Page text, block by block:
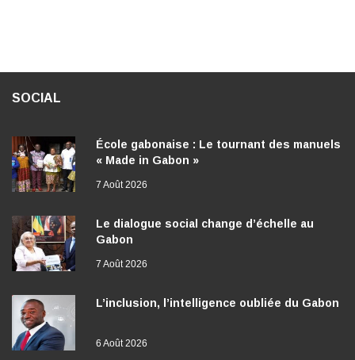
SOCIAL
École gabonaise : Le tournant des manuels
« Made in Gabon »
7 Août 2026
Le dialogue social change d’échelle au
Gabon
7 Août 2026
L’inclusion, l’intelligence oubliée du Gabon
6 Août 2026